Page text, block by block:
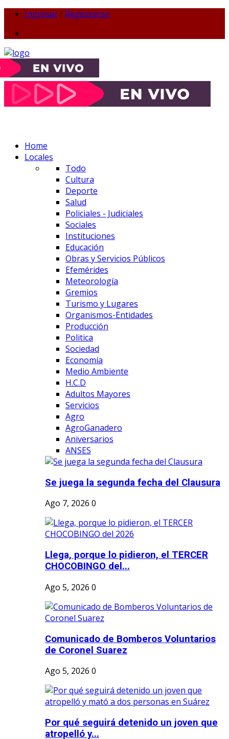
Ingresar/ Registrarse
Home
Locales
Todo
Cultura
Deporte
Salud
Policiales - Judiciales
Sociales
Instituciones
Educación
Obras y Servicios Públicos
Efemérides
Meteorología
Gremios
Turismo y Lugares
Organismos-Entidades
Producción
Politica
Sociedad
Economía
Medio Ambiente
H.C.D
Adultos Mayores
Servicios
Agro
AgroGanadero
Aniversarios
ANSES
Se juega la segunda fecha del Clausura
Ago 7, 2026 0
Llega, porque lo pidieron, el TERCER
CHOCOBINGO del...
Ago 5, 2026 0
Comunicado de Bomberos Voluntarios
de Coronel Suarez
Ago 5, 2026 0
Por qué seguirá detenido un joven que
atropelló y...